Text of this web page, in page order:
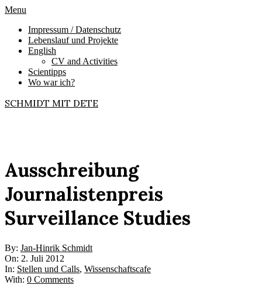
Skip
content
Primary
Menu
Menu
Impressum / Datenschutz
Lebenslauf und Projekte
English
CV and Activities
Scientipps
Wo war ich?
SCHMIDT MIT DETE
Ausschreibung
Journalistenpreis
Surveillance Studies
By: Jan-Hinrik Schmidt
On: 2. Juli 2012
In: Stellen und Calls, Wissenschaftscafe
With: 0 Comments